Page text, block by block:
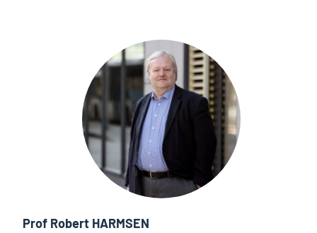
Prof Robert HARMSEN